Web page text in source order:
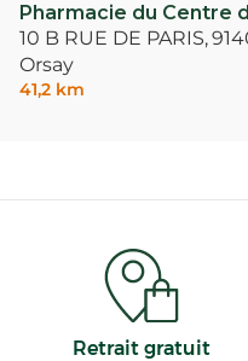
Pharmacie du Centre
10 B RUE DE PARIS,
Orsay
41,2 km
Retrait gratuit